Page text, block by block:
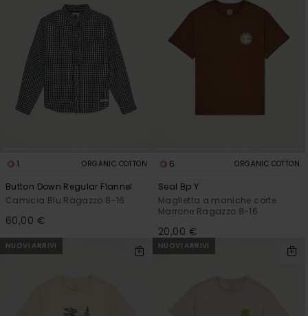
1 ORGANIC COTTON
Button Down Regular Flannel
Camicia Blu Ragazzo 8-16
60,00 €
6 ORGANIC COTTON
Seal Bp Y
Maglietta a maniche corte
Marrone Ragazzo 8-16
20,00 €
NUOVI ARRIVI NUOVI ARRIVI